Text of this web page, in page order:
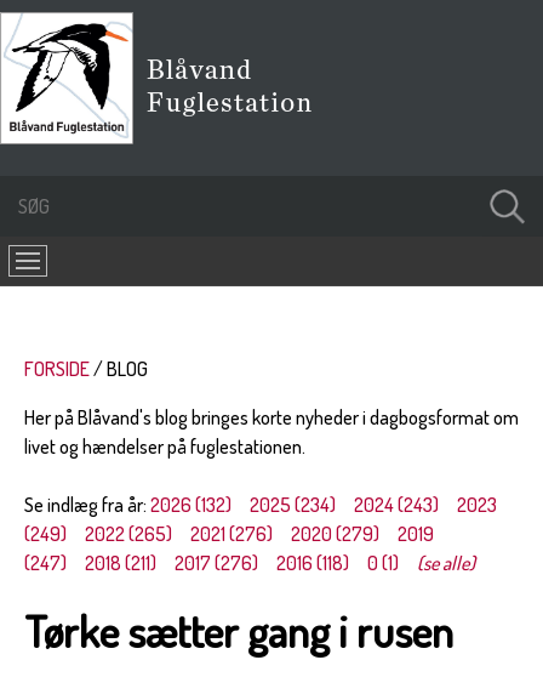
FORSIDE
BLOG
Her på Blåvand's blog bringes korte nyheder i dagbogsformat om
livet og hændelser på fuglestationen.
Se indlæg fra år: 2026 (132) 2025 (234) 2024 (243)
2023
(249)
2022 (265) 2021 (276) 2020 (279)
2019
(247)
2018 (211) 2017 (276) 2016 (118) 0 (1) (se alle)
Tørke sætter gang i rusen